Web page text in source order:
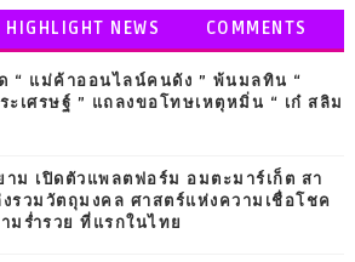
HIGHLIGHT NEWS COMMENTS
“ แม่ค้าออนไลน์คนดัง ” พ้นมลทิน “
ะเศรษฐ์ ” แถลงขอโทษเหตุหมิ่น “ เก๋ สลิม
าม เปิดตัวแพลตฟอร์ม อมตะมาร์เก็ต สา
รวมวัตถุมงคล ศาสตร์แห่งความเชื่อโชค
มร่ำรวย ที่แรกในไทย